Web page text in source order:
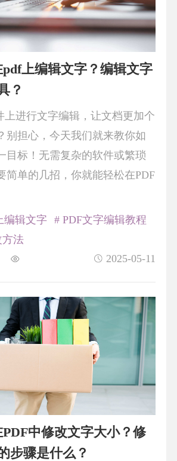
上编辑文字？编辑文字
？
上进行文字编辑，让文档更加个
别担心，今天我们就来教你如
目标！无需复杂的软件或繁琐
简单的几招，你就能轻松在PDF
2025-05-11
编辑文字
# PDF文字编辑教程
方法
中修改文字大小？修
步骤是什么？